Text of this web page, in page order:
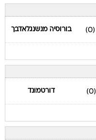
(0) בורוסיה מנשנגלאדבך
(0) דורטמונד